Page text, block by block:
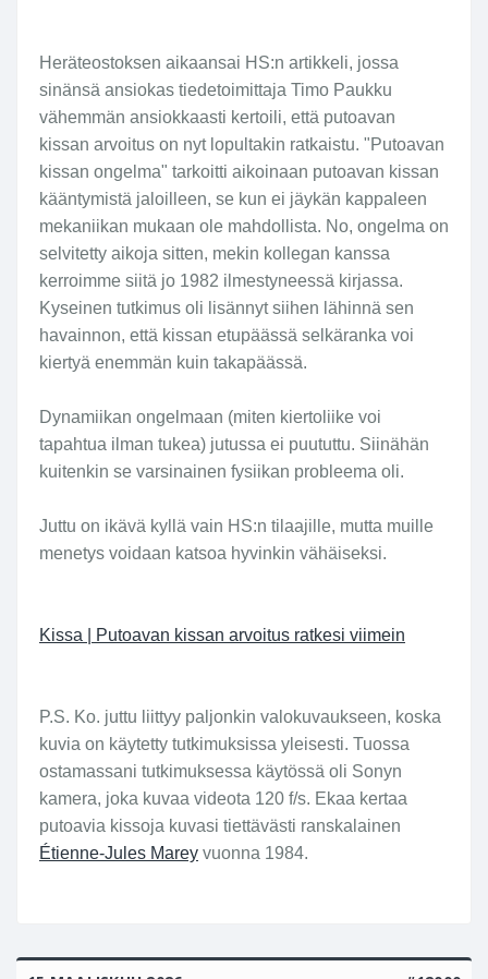
Heräteostoksen aikaansai HS:n artikkeli, jossa
sinänsä ansiokas tiedetoimittaja Timo Paukku
vähemmän ansiokkaasti kertoili, että putoavan
kissan arvoitus on nyt lopultakin ratkaistu. "Putoavan
kissan ongelma" tarkoitti aikoinaan putoavan kissan
kääntymistä jaloilleen, se kun ei jäykän kappaleen
mekaniikan mukaan ole mahdollista. No, ongelma on
selvitetty aikoja sitten, mekin kollegan kanssa
kerroimme siitä jo 1982 ilmestyneessä kirjassa.
Kyseinen tutkimus oli lisännyt siihen lähinnä sen
havainnon, että kissan etupäässä selkäranka voi
kiertyä enemmän kuin takapäässä.
Dynamiikan ongelmaan (miten kiertoliike voi
tapahtua ilman tukea) jutussa ei puututtu. Siinähän
kuitenkin se varsinainen fysiikan probleema oli.
Juttu on ikävä kyllä vain HS:n tilaajille, mutta muille
menetys voidaan katsoa hyvinkin vähäiseksi.
Kissa | Putoavan kissan arvoitus ratkesi viimein
P.S. Ko. juttu liittyy paljonkin valokuvaukseen, koska
kuvia on käytetty tutkimuksissa yleisesti. Tuossa
ostamassani tutkimuksessa käytössä oli Sonyn
kamera, joka kuvaa videota 120 f/s. Ekaa kertaa
putoavia kissoja kuvasi tiettävästi ranskalainen
Étienne-Jules Marey vuonna 1984.